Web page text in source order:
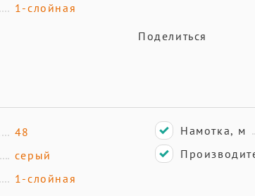
1-слойная
Поделиться
48
серый
1-слойная
Намотка, м